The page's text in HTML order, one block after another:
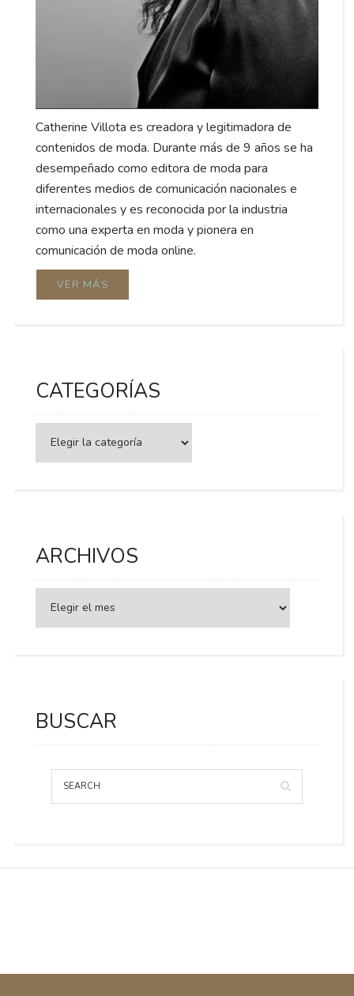
Catherine Villota es creadora y legitimadora de
contenidos de moda. Durante más de 9 años se ha
desempeñado como editora de moda para
diferentes medios de comunicación nacionales e
internacionales y es reconocida por la industria
como una experta en moda y pionera en
comunicación de moda online.
VER MÁS
CATEGORÍAS
ARCHIVOS
BUSCAR